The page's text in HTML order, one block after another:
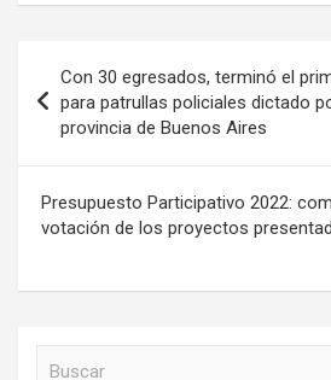
de
entradas
Con 30 egresados, terminó el
para patrullas policiales dictado
provincia de Buenos Aires
Presupuesto Participativo 2022:
votación de los proyectos